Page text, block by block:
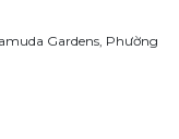
Gardens, Phường